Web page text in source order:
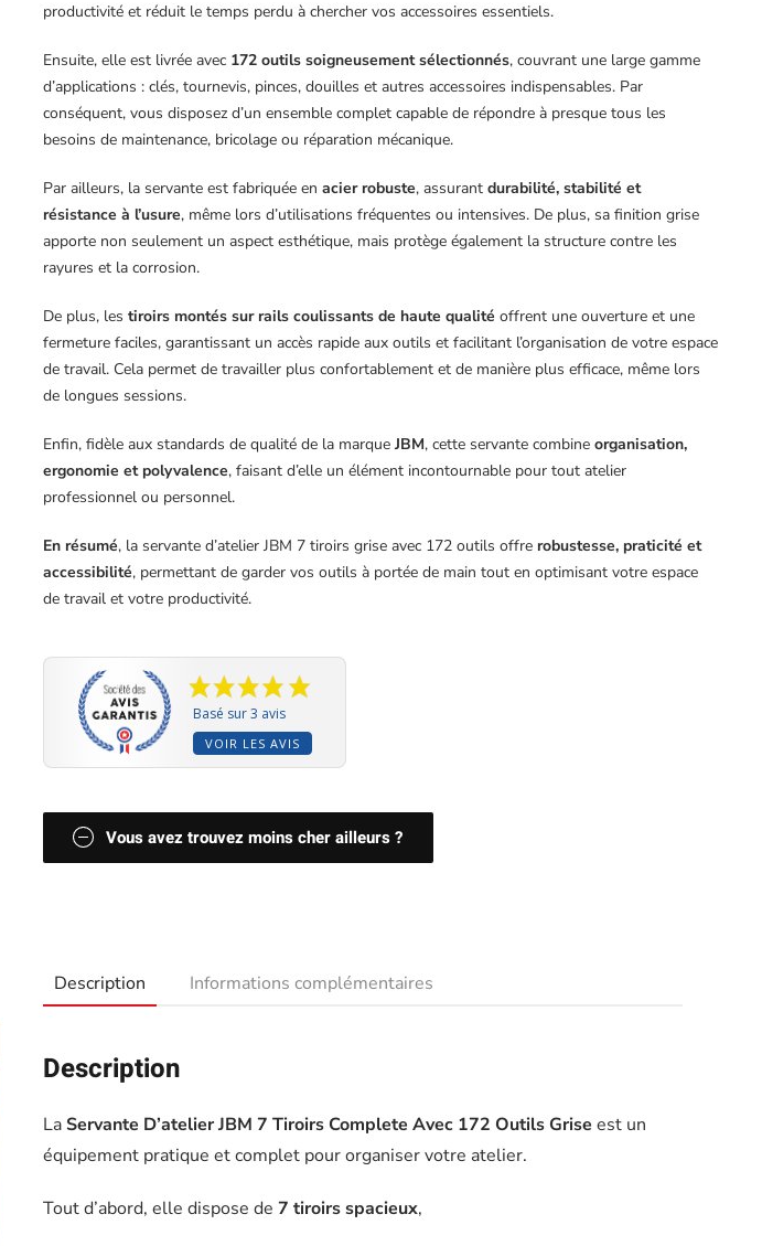
productivité et réduit le temps perdu à chercher vos accessoires essentiels.
Ensuite, elle est livrée avec 172 outils soigneusement sélectionnés, couvrant une large gamme
d’applications : clés, tournevis, pinces, douilles et autres accessoires indispensables. Par
conséquent, vous disposez d’un ensemble complet capable de répondre à presque tous les
besoins de maintenance, bricolage ou réparation mécanique.
Par ailleurs, la servante est fabriquée en acier robuste, assurant durabilité, stabilité et
résistance à l’usure, même lors d’utilisations fréquentes ou intensives. De plus, sa finition grise
apporte non seulement un aspect esthétique, mais protège également la structure contre les
rayures et la corrosion.
De plus, les tiroirs montés sur rails coulissants de haute qualité offrent une ouverture et une
fermeture faciles, garantissant un accès rapide aux outils et facilitant l’organisation de votre espace
de travail. Cela permet de travailler plus confortablement et de manière plus efficace, même lors
de longues sessions.
Enfin, fidèle aux standards de qualité de la marque JBM, cette servante combine organisation,
ergonomie et polyvalence, faisant d’elle un élément incontournable pour tout atelier
professionnel ou personnel.
En résumé, la servante d’atelier JBM 7 tiroirs grise avec 172 outils offre robustesse, praticité et
accessibilité, permettant de garder vos outils à portée de main tout en optimisant votre espace
de travail et votre productivité.
Basé sur 3 avis
VOIR LES AVIS
Vous avez trouvez moins cher ailleurs ?
Description Informations complémentaires
Description
LaServante D’atelier JBM 7 Tiroirs Complete Avec 172 Outils Grise est un
équipement pratique et complet pour organiser votre atelier.
Tout d’abord, elle dispose de 7 tiroirs spacieux,